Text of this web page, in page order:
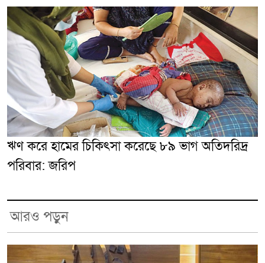
ঋণ করে হামের চিকিৎসা করেছে ৮৯ ভাগ অতিদরিদ্র
পরিবার: জরিপ
আরও পড়ুন